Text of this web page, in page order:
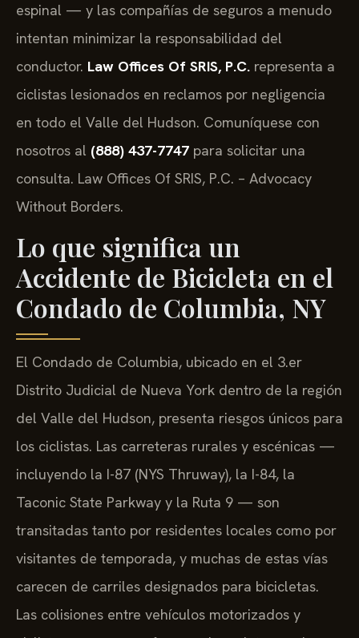
espinal — y las compañías de seguros a menudo
intentan minimizar la responsabilidad del
conductor. Law Offices Of SRIS, P.C. representa a
ciclistas lesionados en reclamos por negligencia
en todo el Valle del Hudson. Comuníquese con
nosotros al (888) 437-7747 para solicitar una
consulta. Law Offices Of SRIS, P.C. – Advocacy
Without Borders.
Lo que significa un
Accidente de Bicicleta en el
Condado de Columbia, NY
El Condado de Columbia, ubicado en el 3.er
Distrito Judicial de Nueva York dentro de la región
del Valle del Hudson, presenta riesgos únicos para
los ciclistas. Las carreteras rurales y escénicas —
incluyendo la I-87 (NYS Thruway), la I-84, la
Taconic State Parkway y la Ruta 9 — son
transitadas tanto por residentes locales como por
visitantes de temporada, y muchas de estas vías
carecen de carriles designados para bicicletas.
Las colisiones entre vehículos motorizados y